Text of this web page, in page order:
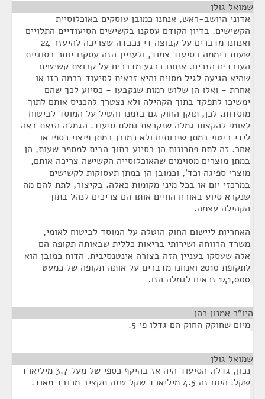
שמואל גולן
אדוני היושב-ראש, אנחנו כמובן עוסקים באוכלוסיית
הקשישים. בדיון הקודם עסקנו בקשישים הסיעודיים התלויים
ואנחנו מדברים על קבוצה די נכבדה שצריכה להיעזר 24
שעות ביממה בסיעוד צמוד, ולעניין הזה עסקנו יותר בסוגיית
העובדים הזרים. אנחנו כרגע מדברים על קבוצת קשישים
שהיא הגיעה לגיל מסוים והיא זכאית לסיעוד ברמה כזו או
אחרת - ואלו הן שלוש רמות שנקבעו - כסיוע לכך שהם
ימשיכו לתפקד בתוך הקהילה ולא נצטרך להכניס אותם לתוך
מוסדות. לכן, תוקן החוק גם בזמנו והטיל על המוסד לביטוח
לאומי להקצות גמלה שנקראת גמלת סיעוד. הגמלה הזאת באה
לידי ביטוי במתן שירותים ולא כמובן במתן פיצוי כספי או
אחר. זה לתת פתרונות הן בסיוע בתוך הבית למספר שעות, הן
במתן מוצרים מסוימים שהאוכלוסייה הקשישה צריכה אותם,
מוצרי ספיגה וכד', וכמובן הן במתן תעסוקות לקשישים
במרכזי יום או בכל מיני מקומות כאלה. בקיצור, לתת להם מה
שנקרא סיוע באורח החיים אותו הם צריכים לנהל בתוך
הקהילה עצמה.
האחריות ליישום החוק הוטלה על המוסד לביטוח לאומי,
משרד הרווחה ושירותי בריאות כללית שבאותה תקופה הם
אלה שעסקו בעניין הזה בצורה אינטנסיבית. הדוח כמובן הוא
לתקופת 2010 ואנחנו מדברים על אותה תקופה של כמעט
141,000 זכאים לגמלה הזו.
היו"ר אמנון כהן
מיום שחוקק החוק הם גדלו פי 5.
שמואל גולן
נכון, גדלו. הסיעוד היה אז בהיקף כספי של מעל 3.7 מיליארד
שקל. היום זה 4.5 מיליארד שקל שזה תקציב מכובד מאוד.